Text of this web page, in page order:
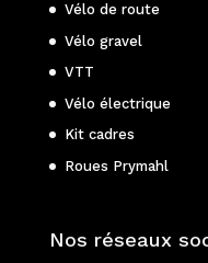
Vélo de route
Vélo gravel
VTT
Vélo électrique
Kit cadres
Roues Prymahl
Nos réseaux